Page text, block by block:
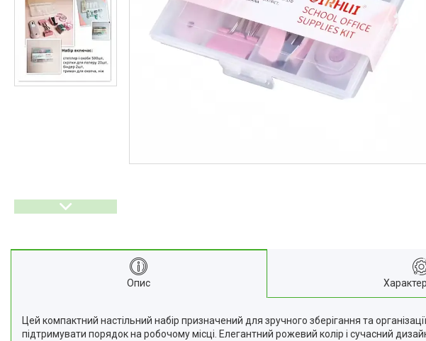
Бусини та фурнітура
Сумки та аксесуари
Товари для дому з дерева
Спортивний інвентар та
аксесуари
Товари для дому
Про нас
Повернення та Обмін
Опис
Цей компактний настільний набір призначений для зручного зберігання та
підтримувати порядок на робочому місці. Елегантний рожевий колір і сучасний